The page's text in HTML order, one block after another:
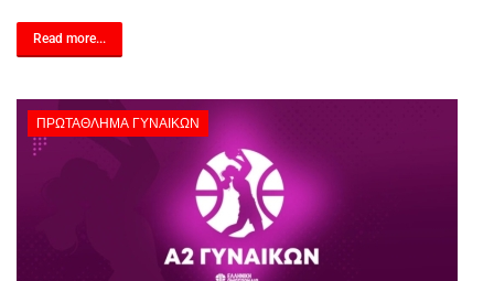
Read more...
ΠΡΩΤΆΘΛΗΜΑ ΓΥΝΑΙΚΏΝ